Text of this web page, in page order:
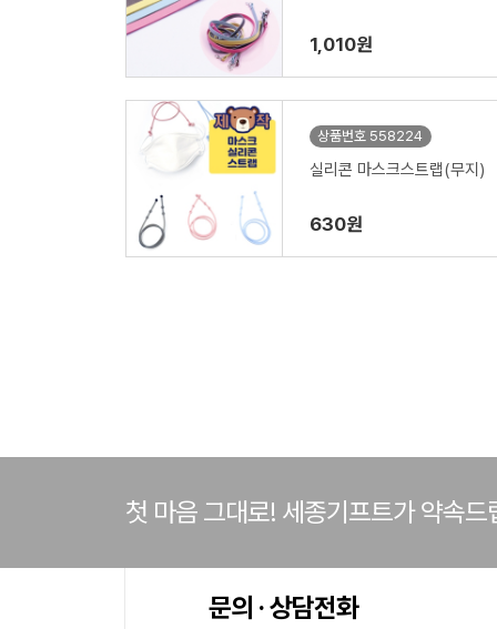
1,010원
상품번호 558224
실리콘 마스크스트랩(무지)
630원
첫 마음 그대로! 세종기프트가 약속드
문의 · 상담전화